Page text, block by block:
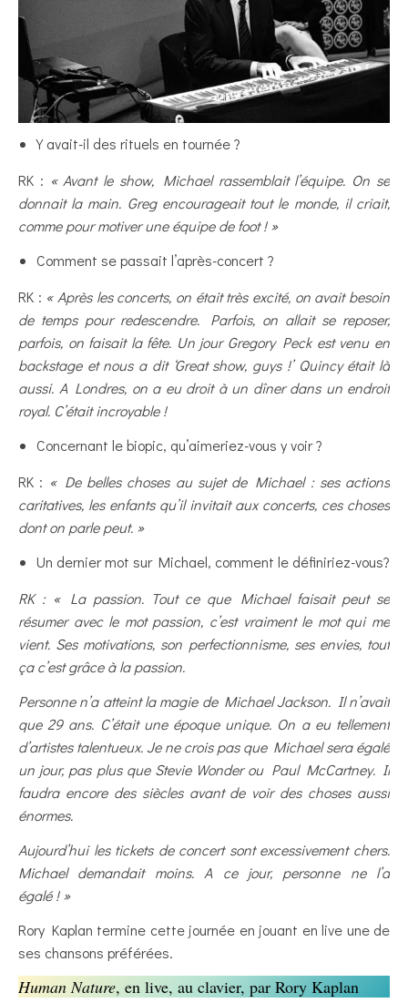
Y avait-il des rituels en tournée ?
RK : « Avant le show, Michael rassemblait l’équipe. On se
donnait la main. Greg encourageait tout le monde, il criait,
comme pour motiver une équipe de foot ! »
Comment se passait l’après-concert ?
RK : « Après les concerts, on était très excité, on avait besoin
de temps pour redescendre. Parfois, on allait se reposer,
parfois, on faisait la fête. Un jour Gregory Peck est venu en
backstage et nous a dit ‘Great show, guys !’ Quincy était là
aussi. A Londres, on a eu droit à un dîner dans un endroit
royal. C’était incroyable !
Concernant le biopic, qu’aimeriez-vous y voir ?
RK : « De belles choses au sujet de Michael : ses actions
caritatives, les enfants qu’il invitait aux concerts, ces choses
dont on parle peut. »
Un dernier mot sur Michael, comment le définiriez-vous?
RK : « La passion. Tout ce que Michael faisait peut se
résumer avec le mot passion, c’est vraiment le mot qui me
vient. Ses motivations, son perfectionnisme, ses envies, tout
ça c’est grâce à la passion.
Personne n’a atteint la magie de Michael Jackson. Il n’avait
que 29 ans. C’était une époque unique. On a eu tellement
d’artistes talentueux. Je ne crois pas que Michael sera égalé
un jour, pas plus que Stevie Wonder ou Paul McCartney. Il
faudra encore des siècles avant de voir des choses aussi
énormes.
Aujourd’hui les tickets de concert sont excessivement chers.
Michael demandait moins. A ce jour, personne ne l’a
égalé ! »
Rory Kaplan termine cette journée en jouant en live une de
ses chansons préférées.
Human Nature, en live, au clavier, par Rory Kaplan